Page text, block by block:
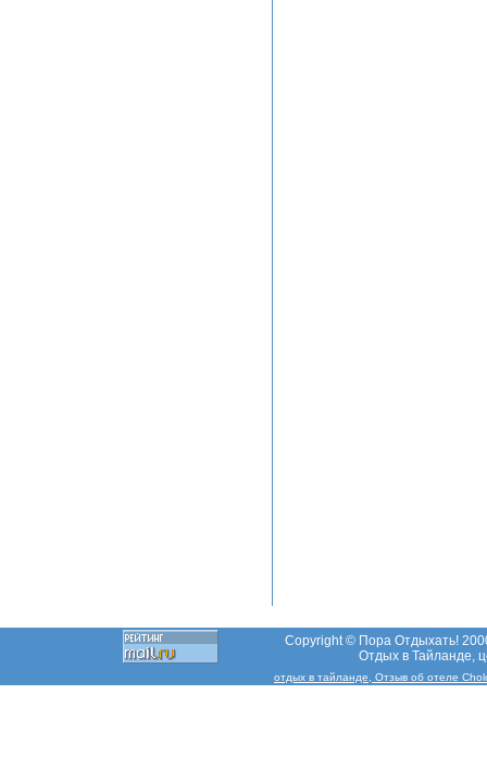
Copyright © Пора Отдыхать!
Отдых в Тайланде,
отдых в тайланде, Отзыв об отеле